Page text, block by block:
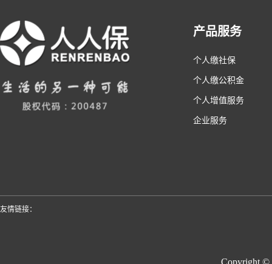
产品服务
个人缴社保
个人缴公积金
个人增值服务
企业服务
友情链接：
Copyright ©